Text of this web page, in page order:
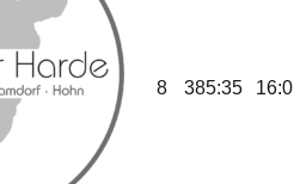
8 385:35 16:0